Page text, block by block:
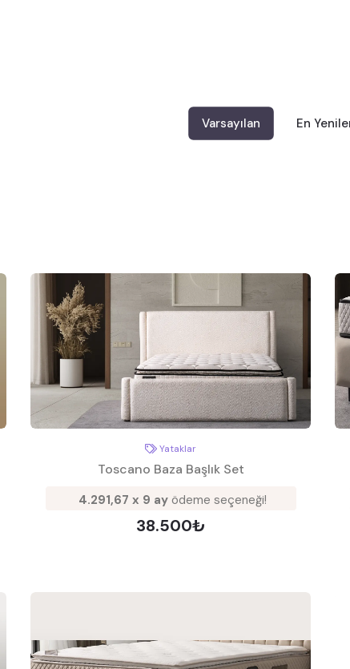
Varsayılan En
Yataklar
Toscano Baza Başlık Set
4.291,67 x 9 ayödeme seçeneği!
38.500₺